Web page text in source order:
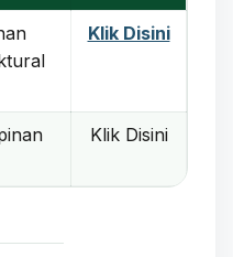
Klik Disini
Klik Disini